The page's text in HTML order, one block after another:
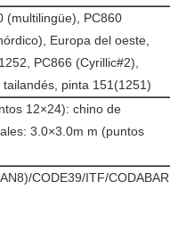
(multilingüe), PC860
Europa del oeste,
PC866 (Cyrillic#2),
pinta 151(1251)
12×24): chino de
3.0×3.0m m (puntos
CODE39/ITF/CODABAR